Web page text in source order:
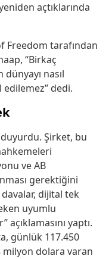
açtıklarında
Freedom tarafından
“Birkaç
nasıl
dedi.
Şirket, bu
ve AB
gerektiğini
dijital tek
uyumlu
yaptı.
günlük 117.450
dolara varan